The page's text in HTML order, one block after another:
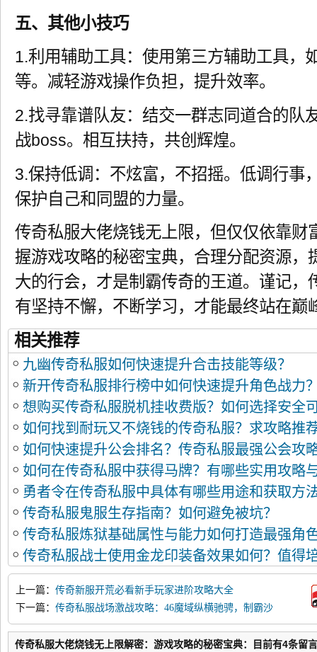
五、其他小技巧
1.利用辅助工具：使用第三方辅助工具，
等。减轻游戏操作负担，提升效率。
2.找寻靠谱队友：结交一群志同道合的队
战boss。相互扶持，共创辉煌。
3.保持低调：不炫富，不招摇。低调行事
保护自己和同盟的力量。
传奇私服大佬烧钱无上限，但仅仅依靠财
握游戏攻略的秘密宝典，合理分配资源，
大的行会，才是制霸传奇的王道。谨记，
有坚持不懈，不断学习，才能最终站在巅
相关推荐
九幽传奇私服如何快速提升合击技能等级？
新开传奇私服排行榜中如何快速提升角色战力
想购买传奇私服脱机挂收费版？如何选择安全
如何找到耐玩又不烧钱的传奇私服？求攻略推
如何快速提升公会排名？传奇私服最强公会攻
如何在传奇私服中获得马牌？有哪些实用攻略
勇者令在传奇私服中具体有哪些用途和获取方
传奇私服鬼服生存指南？如何避免被坑？
传奇私服炼狱基础属性与能力如何打造最强角
传奇私服战士使用金龙印装备效果如何？值得
上一篇： 传奇新服开荒必看新手玩家进阶攻略大全
下一篇： 传奇私服战场激战攻略：46魔域纵横驰骋，制霸沙
场
传奇私服大佬烧钱无上限解密：游戏攻略的秘密宝典：目前有4条留言